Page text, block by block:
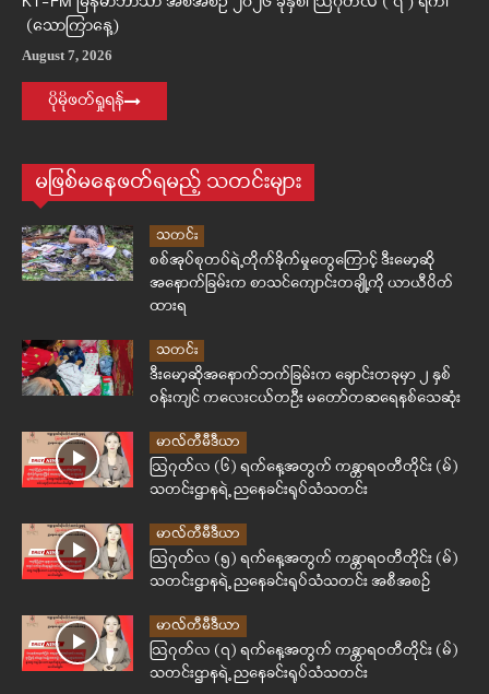
(သောကြာနေ့)
August 7, 2026
ပိုမိုဖတ်ရှုရန်
မဖြစ်မနေဖတ်ရမည့် သတင်းများ
သတင်း
စစ်အုပ်စုတပ်ရဲ့တိုက်ခိုက်မှုတွေကြောင့် ဒီးမော့ဆို
အနောက်ခြမ်းက စာသင်ကျောင်းတချို့ကို ယာယီပိတ်
ထားရ
သတင်း
ဒီးမော့ဆိုအနောက်ဘက်ခြမ်းက ချောင်းတခုမှာ ၂ နှစ်
ဝန်းကျင် ကလေးငယ်တဦး မတော်တဆရေနစ်သေဆုံး
မာလ်တီမီဒီယာ
ဩဂုတ်လ (၆) ရက်နေ့အတွက် ကန္တာရဝတီတိုင်း (မ်)
သတင်းဌာနရဲ့ ညနေခင်းရုပ်သံသတင်း
မာလ်တီမီဒီယာ
ဩဂုတ်လ (၅) ရက်နေ့အတွက် ကန္တာရဝတီတိုင်း (မ်)
သတင်းဌာနရဲ့ ညနေခင်းရုပ်သံသတင်း အစီအစဉ်
မာလ်တီမီဒီယာ
ဩဂုတ်လ (၇) ရက်နေ့အတွက် ကန္တာရဝတီတိုင်း (မ်)
သတင်းဌာနရဲ့ ညနေခင်းရုပ်သံသတင်း